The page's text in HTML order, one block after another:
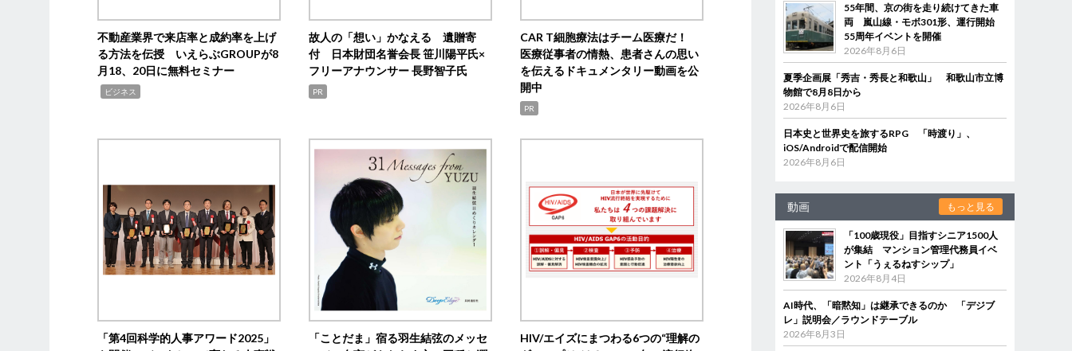
不動産業界で来店率と成約率を上げ
る方法を伝授 いえらぶGROUPが8
月18、20日に無料セミナー
ビジネス
故人の「想い」かなえる 遺贈寄
付 日本財団名誉会長 笹川陽平氏×
フリーアナウンサー 長野智子氏
PR
CAR T細胞療法はチーム医療だ！
医療従事者の情熱、患者さんの思い
を伝えるドキュメンタリー動画を公
開中
PR
「第4回科学的人事アワード2025」
「ことだま」宿る羽生結弦のメッセ
HIV/エイズにまつわる6つの“理解の
55年間、京の街を走り続けてきた車
両 嵐山線・モボ301形、運行開始
55周年イベントを開催
2026年8月6日
夏季企画展「秀吉・秀長と和歌山」 和歌山市立博
物館で8月8日から
2026年8月6日
日本史と世界史を旅するRPG 「時渡り」、
iOS/Androidで配信開始
2026年8月6日
動画 もっと見る
「100歳現役」目指すシニア1500人
が集結 マンション管理代務員イベ
ント「うぇるねすシップ」
2026年8月4日
AI時代、「暗黙知」は継承できるのか 「デジブ
レ」説明会／ラウンドテーブル
2026年8月3日